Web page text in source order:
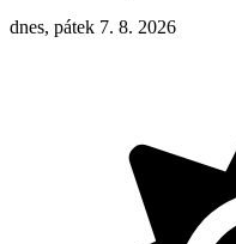
dnes, pátek 7. 8. 2026